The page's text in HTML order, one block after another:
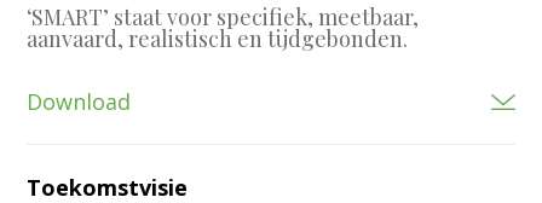
‘SMART’ staat voor specifiek, meetbaar,
aanvaard, realistisch en tijdgebonden.
Download
Toekomstvisie